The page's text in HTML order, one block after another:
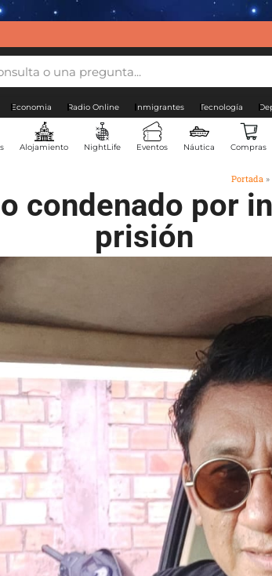
Economia Radio Online Inmigrantes Tecnología
Alojamiento NightLife Eventos Náutica Compras
Portada »
condenado por
prisión